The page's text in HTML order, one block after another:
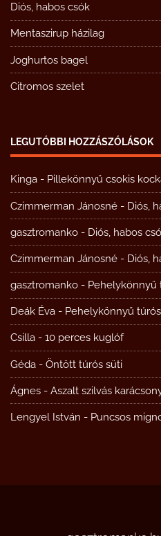
Diós, habos csók
Mentaszirup házilag
Joghurtos bagel
Citromos szelet
LEGUTÓBBI HOZZÁSZÓLÁSOK
Kinga - Pillekönnyű csokis
Czimmerman Jánosné - Diós,
gasztromanko - Diós, habos
Czimmerman Jánosné - Diós,
gasztromanko - Pehelykönnyű
Deák Éva - Pehelykönnyű
Csilla - 10 perces kuglóf
Géda - Öntött túrós süti
Ágnes - Aszalt szilvás
Lengyel István - Puncsos